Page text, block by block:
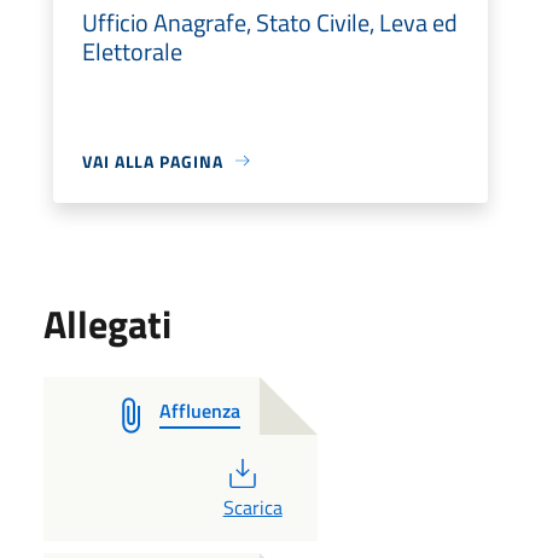
Ufficio Anagrafe, Stato Civile, Leva ed
Elettorale
VAI ALLA PAGINA
Allegati
Affluenza
PDF
Scarica